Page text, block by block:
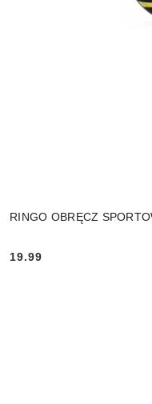
RINGO OBRĘCZ
Cena:
19.99